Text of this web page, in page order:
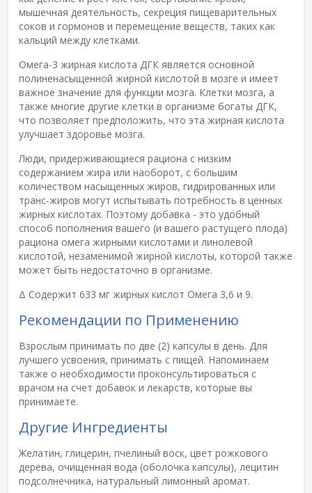
мышечная деятельность, секреция пищеварительных
соков и гормонов и перемещение веществ, таких как
кальций между клетками.
Омега-3 жирная кислота ДГК является основной
полиненасыщенной жирной кислотой в мозге и имеет
важное значение для функции мозга. Клетки мозга, а
также многие другие клетки в организме богаты ДГК,
что позволяет предположить, что эта жирная кислота
улучшает здоровье мозга.
Люди, придерживающиеся рациона с низким
содержанием жира или наоборот, с большим
количеством насыщенных жиров, гидрированных или
транс-жиров могут испытывать потребность в ценных
жирных кислотах. Поэтому добавка - это удобный
способ пополнения вашего (и вашего растущего плода)
рациона омега жирными кислотами и линолевой
кислотой, незаменимой жирной кислоты, которой также
может быть недостаточно в организме.
Δ Содержит 633 мг жирных кислот Омега 3,6 и 9.
Рекомендации по Применению
Взрослым принимать по две (2) капсулы в день. Для
лучшего усвоения, принимать с пищей. Напоминаем
также о необходимости проконсультироваться с
врачом на счет добавок и лекарств, которые вы
принимаете.
Другие Ингредиенты
Желатин, глицерин, пчелиный воск, цвет рожкового
дерева, очищенная вода (оболочка капсулы), лецитин
подсолнечника, натуральный лимонный аромат.